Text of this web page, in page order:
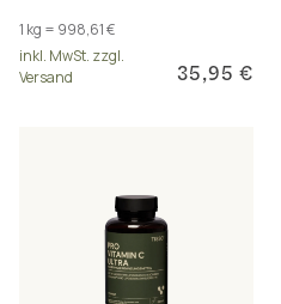
Olivenöl. Vegan und
Carrageen-frei.
1 kg = 998,61 €
inkl. MwSt. zzgl.
Versand
35,95 €